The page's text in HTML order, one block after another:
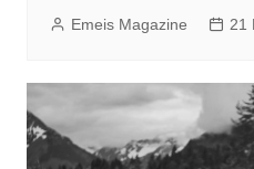
Emeis Magazine 21